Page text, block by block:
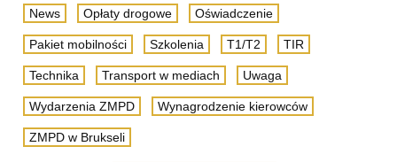
News Opłaty drogowe Oświadczenie
Pakiet mobilności Szkolenia T1/T2 TIR
Technika Transport w mediach Uwaga
Wydarzenia ZMPD Wynagrodzenie kierowców
ZMPD w Brukseli